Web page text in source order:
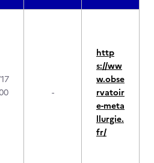
-
http
s://ww
w.obse
rvatoir
e-meta
llurgie.
fr/